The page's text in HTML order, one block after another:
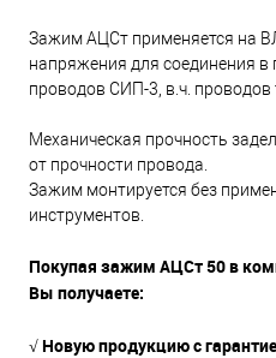
Зажим АЦСт применяется на
напряжения для соединения
проводов СИП-3, в.ч. проводов
Механическая прочность
от прочности провода.
Зажим монтируется без
инструментов.
Покупая зажим АЦСт 50 в
Вы получаете:
√ Новую продукцию с